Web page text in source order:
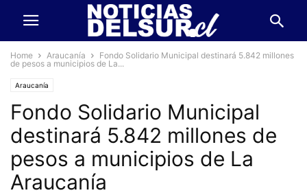
Home Araucanía
Fondo Solidario Municipal destinará 5.842 millones
de pesos a municipios de La...
Araucanía
Fondo Solidario Municipal
destinará 5.842 millones de
pesos a municipios de La
Araucanía